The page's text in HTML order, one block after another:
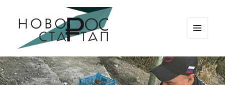
Новорос Стартап
ВИДЖЕТЫ